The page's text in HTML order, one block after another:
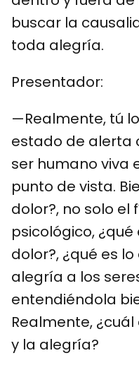
buscar la
toda alegría.
Presentador:
—Realmente, tú
estado de alerta
ser humano viva
punto de vista.
dolor?, no solo el
psicológico,
dolor?, ¿qué es
alegría a los
entendiéndola
Realmente,
y la alegría?